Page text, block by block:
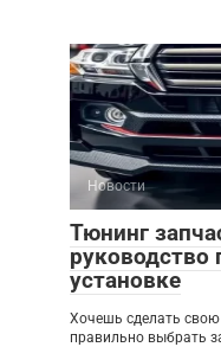
Новости
Тюнинг
руководство
установке
Хочешь сделать свою
правильно выбрать